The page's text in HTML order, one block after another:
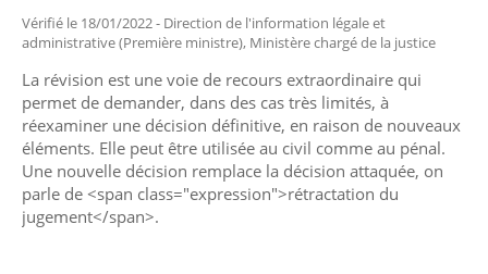
Vérifié le 18/01/2022 - Direction de l'information légale et
administrative (Première ministre), Ministère chargé de la justice
La révision est une voie de recours extraordinaire qui
permet de demander, dans des cas très limités, à
réexaminer une décision définitive, en raison de nouveaux
éléments. Elle peut être utilisée au civil comme au pénal.
Une nouvelle décision remplace la décision attaquée, on
parle de <span class="expression">rétractation du
jugement</span>.